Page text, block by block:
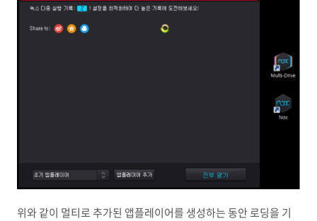
위와 같이 멀티로 추가된 앱플레이어를 생성하는 동안 로딩을 기